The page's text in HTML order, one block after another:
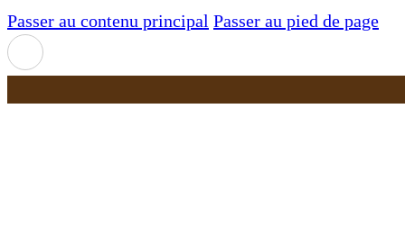
Passer au contenu principal Passer au pied de page